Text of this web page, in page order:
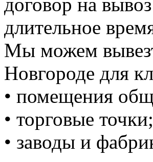
договор на
длительное
Мы можем
Новгороде для
• помещения
• торговые точки;
• заводы и